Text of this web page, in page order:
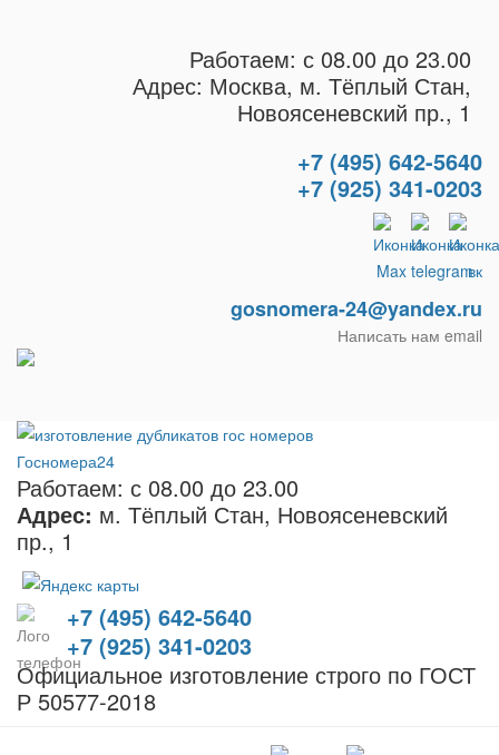
Работаем: с 08.00 до 23.00
Адрес: Москва, м. Тёплый Стан,
Новоясеневский пр., 1
+7 (495) 642-5640
+7 (925) 341-0203
gosnomera-24@yandex.ru
Написать нам email
Работаем: с 08.00 до 23.00
Адрес: м. Тёплый Стан, Новоясеневский
пр., 1
+7 (495) 642-5640
+7 (925) 341-0203
Официальное изготовление строго по ГОСТ
Р 50577-2018